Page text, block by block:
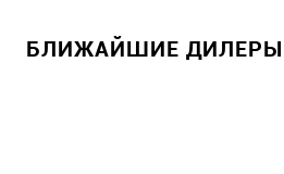
БЛИЖАЙШИЕ ДИЛЕРЫ